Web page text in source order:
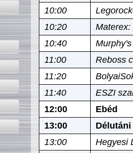
10:00
10:20
Materex:
10:40
11:00
Reboss
11:20
11:40
ESZI
12:00
Ebéd
13:00
13:00
Hegyesi